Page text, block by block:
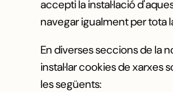
accepti la instal·lació
navegar igualment per tota
En diverses seccions de la
instal·lar cookies de xarxes
les següents: